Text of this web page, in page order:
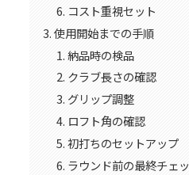
コスト重視セット
使用開始までの手順
納品時の検品
クラブ長さの確認
グリップ調整
ロフト角の確認
初打ちのセットアップ
ラウンド前の最終チェ